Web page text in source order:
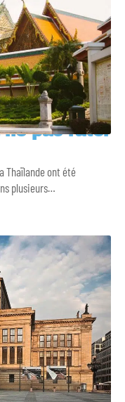
ne pas rater
Thaïlande ont été
plusieurs…